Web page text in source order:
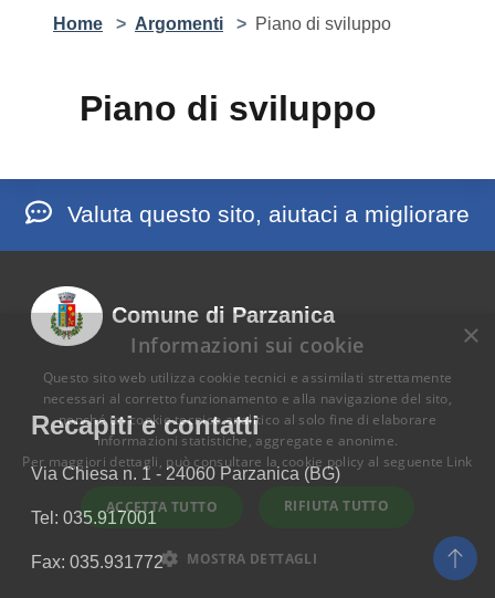
Home > Argomenti > Piano di sviluppo
Piano di sviluppo
Valuta questo sito, aiutaci a migliorare
Comune di Parzanica
Recapiti e contatti
Via Chiesa n. 1 - 24060 Parzanica (BG)
Tel: 035.917001
Fax: 035.931772
×
Informazioni sui cookie
Questo sito web utilizza cookie tecnici e assimilati strettamente
necessari al corretto funzionamento e alla navigazione del sito,
nonché un cookie tecnico analitico al solo fine di elaborare
informazioni statistiche, aggregate e anonime.
Per maggiori dettagli, può consultare la cookie policy al seguente Link
ACCETTA TUTTO RIFIUTA TUTTO
MOSTRA DETTAGLI